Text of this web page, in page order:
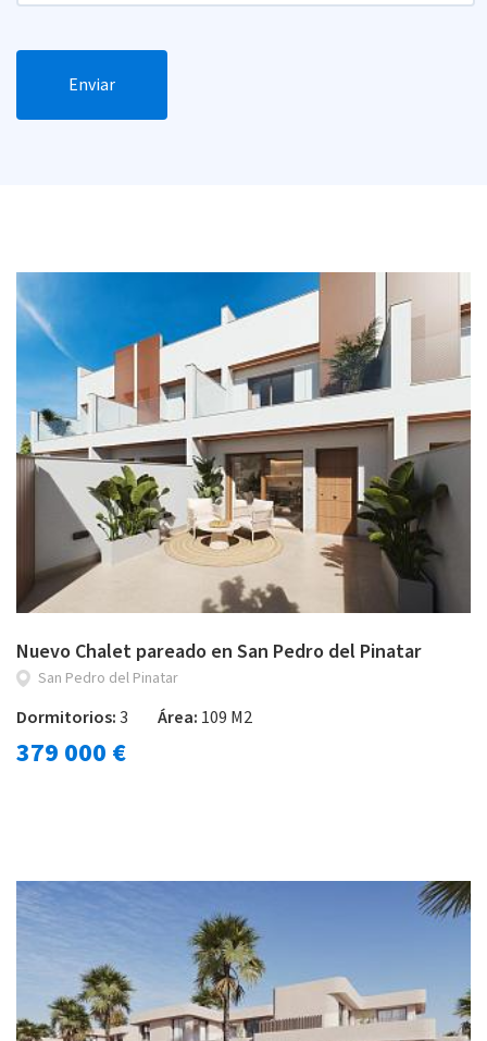
Enviar
Nuevo Chalet pareado en San Pedro del Pinatar
San Pedro del Pinatar
Dormitorios:3 Área: 109 M2
379 000 €